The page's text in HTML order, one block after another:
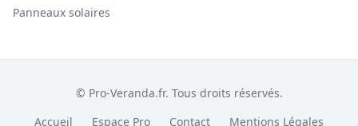
Panneaux solaires
© Pro-Veranda.fr. Tous droits réservés.
Accueil
Espace Pro Contact Mentions Légales